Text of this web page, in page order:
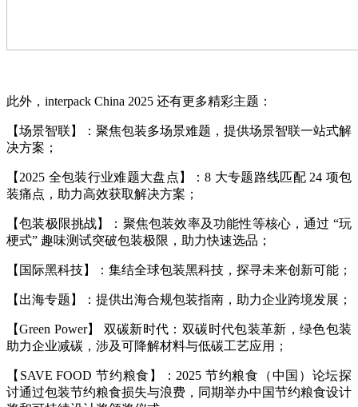
此外，interpack China 2025 还有更多精彩主题：
【场景智联】：聚焦包装多场景难题，提供场景智联一站式解
决方案；
【2025 全包装行业难题大盘点】：8 大专题路线匹配 24 项包
装痛点，助力高效获取解决方案；
【包装极限挑战】：聚焦包装效率及功能性等核心，通过 “玩
梗式” 趣味测试突破包装极限，助力快速选品；
【国际黑科技】：集结全球包装黑科技，探寻未来创新可能；
【出海专题】：提供出海合规包装指南，助力企业跨境发展；
【Green Power】 双碳新时代：双碳时代包装革新，绿色包装
助力企业减碳，涉及可降解材料与低碳工艺应用；
【SAVE FOOD 节约粮食】：2025 节约粮食（中国）论坛探
讨通过包装节约粮食损失与浪费，同期举办中国节约粮食设计